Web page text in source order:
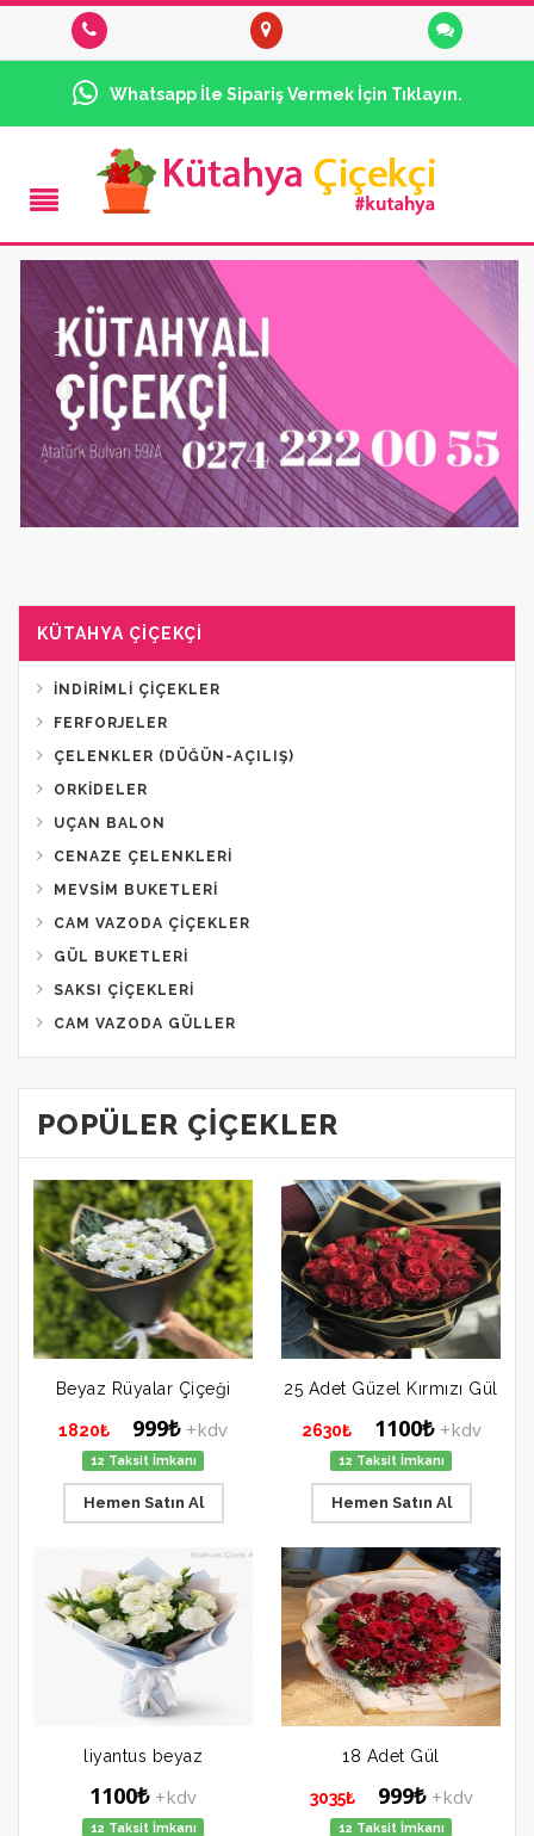
Whatsapp İle Sipariş Vermek İçin Tıklayın.
0
0
KÜTAHYA ÇIÇEKÇI
İNDIRIMLI ÇIÇEKLER
FERFORJELER
ÇELENKLER (DÜĞÜN-AÇILIŞ)
ORKIDELER
UÇAN BALON
CENAZE ÇELENKLERI
MEVSIM BUKETLERI
CAM VAZODA ÇIÇEKLER
GÜL BUKETLERI
SAKSI ÇIÇEKLERI
CAM VAZODA GÜLLER
POPÜLER ÇIÇEKLER
Beyaz Rüyalar Çiçeği
1820₺ 999₺ +kdv
12 Taksit İmkanı
Hemen Satın Al
25 Adet Güzel Kırmızı Gül
2630₺ 1100₺ +kdv
12 Taksit İmkanı
Hemen Satın Al
liyantus beyaz
1100₺ +kdv
12 Taksit İmkanı
18 Adet Gül
3035₺ 999₺ +kdv
12 Taksit İmkanı